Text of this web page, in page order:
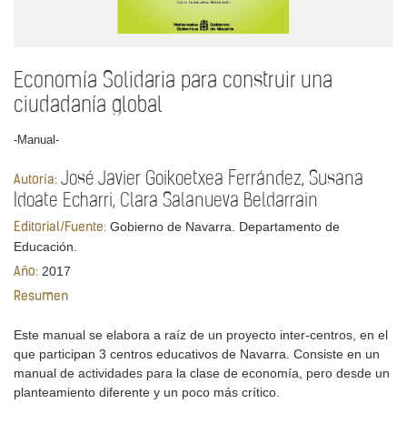
Economía Solidaria para construir una
ciudadanía global
-Manual-
Autoría: José Javier Goikoetxea Ferrández, Susana
Idoate Echarri, Clara Salanueva Beldarrain
Editorial/Fuente: Gobierno de Navarra. Departamento de
Educación.
Año: 2017
Resumen
Este manual se elabora a raíz de un proyecto inter-centros, en el
que participan 3 centros educativos de Navarra. Consiste en un
manual de actividades para la clase de economía, pero desde un
planteamiento diferente y un poco más crítico.